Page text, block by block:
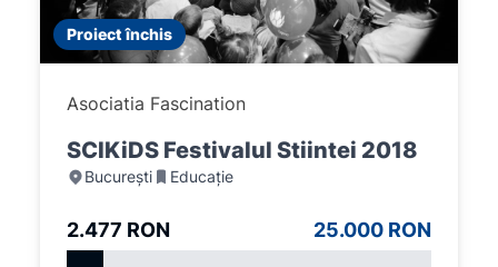
Proiect închis
Asociatia Fascination
SCIKiDS Festivalul Stiintei 2018
București Educație
2.477 RON 25.000 RON